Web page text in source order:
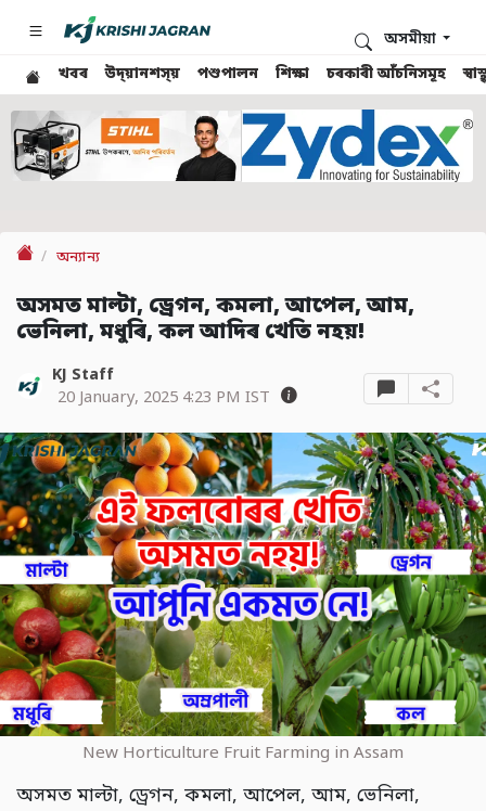
খবৰ উদ্য়ানশস্য় পশুপালন শিক্ষা চৰকাৰী আঁচনিসমূহ
অসমীয়া
অন্যান্য
অসমত মাল্টা, ড্ৰেগন, কমলা, আপেল, আম,
ভেনিলা, মধুৰি, কল আদিৰ খেতি নহয়!
KJ Staff
20 January, 2025 4:23 PM IST
New Horticulture Fruit Farming in Assam
অসমত মাল্টা, ড্ৰেগন, কমলা, আপেল, আম, ভেনিলা,